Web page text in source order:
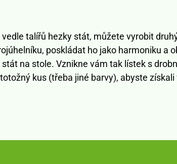
talířů hezky stát, můžete vyrobit
poskládat ho jako harmoniku a
na stole. Vznikne vám tak lístek s
kus (třeba jiné barvy), abyste získali